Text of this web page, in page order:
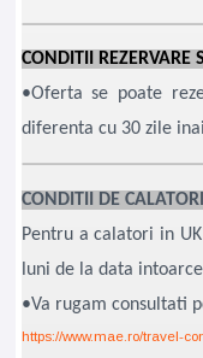
CONDITII REZERVARE
•Oferta se poate
diferenta cu 30 zile
CONDITII DE
Pentru a calatori in
luni de la data
•Va rugam consultati
https://www.mae.ro/travel-